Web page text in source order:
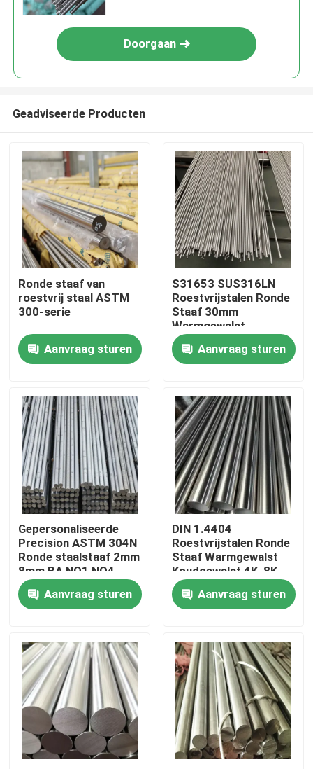
Huis
Producten
Videos
Ongeveer ons
Fabrieksreis
Kwaliteitscontrole
Nieuws
Gevallen
ss naadloze buis
Doorgaan
Geadviseerde Producten
Ronde staaf van
roestvrij staal ASTM
300-serie
Aanvraag sturen
S31653 SUS316LN
Roestvrijstalen Ronde
Staaf 30mm
Warmgewalst
Koudgewalst Helder
Precisie Gesneden
Aanvraag sturen
Gepersonaliseerde
Precision ASTM 304N
Ronde staalstaaf 2mm
8mm BA,NO1,NO4
Afwerking Voor
Structurele
Aanvraag sturen
DIN 1.4404
Roestvrijstalen Ronde
Staaf Warmgewalst
Koudgewalst 4K, 8K
Oppervlak Voor
Scheepsbouw
Aanvraag sturen